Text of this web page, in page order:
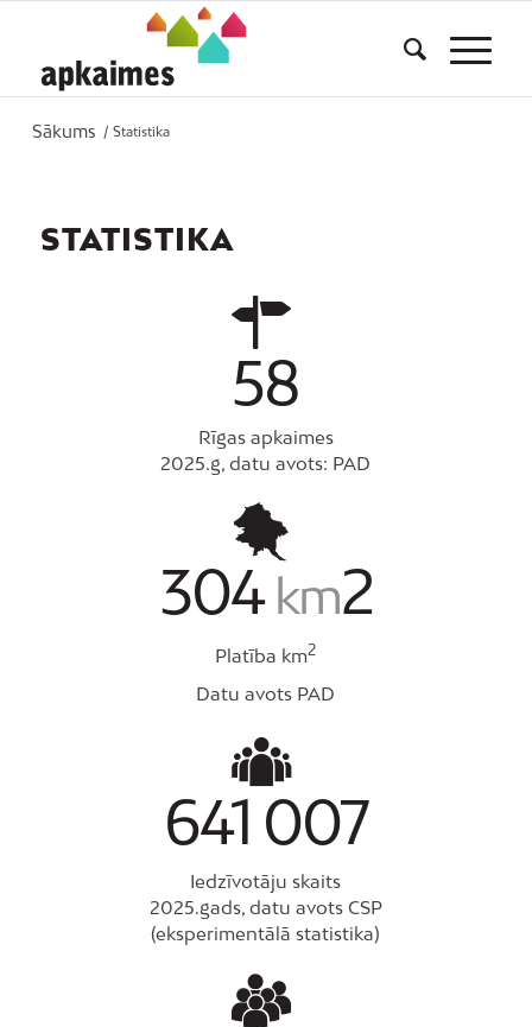
Sākums / Statistika
STATISTIKA
58
Rīgas apkaimes
2025.g, datu avots: PAD
304km2
Platība km2
Datu avots PAD
641 007
Iedzīvotāju skaits
2025.gads, datu avots CSP
(eksperimentālā statistika)